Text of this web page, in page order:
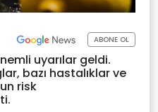
ABONE OL
uyarılar geldi.
bazı hastalıklar ve
risk